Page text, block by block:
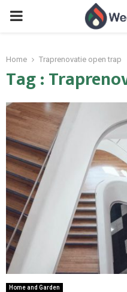
PRIMARY
Home Traprenovatie open trap
Tag :
Home and Garden